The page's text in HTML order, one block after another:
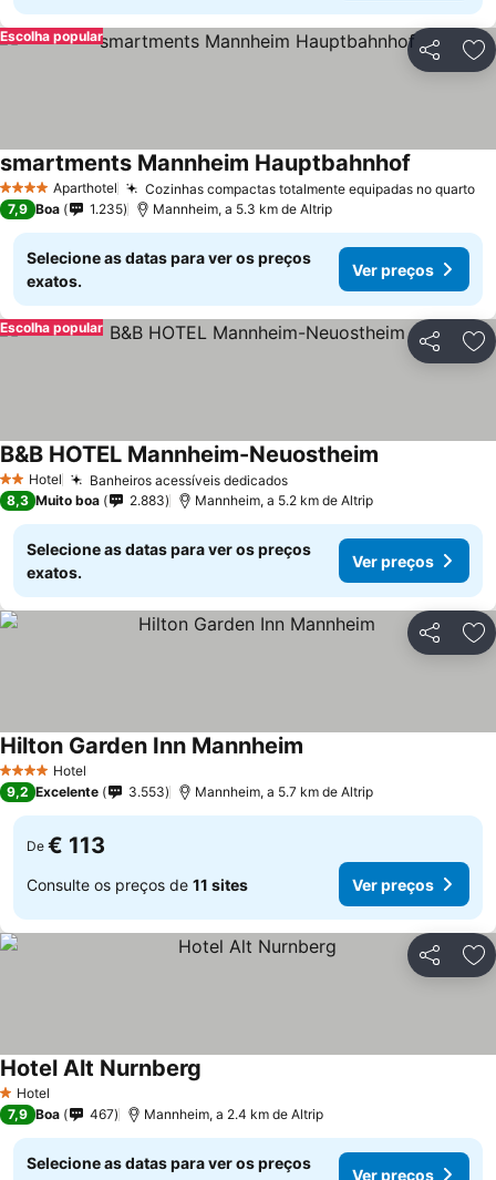
Partilhar
Escolha popular
4 EstrelasAparthotel Cozinhas compactas totalmente equipadas no quarto
smartments Mannheim Hauptbahnhof
7,9 Boa 1.235 Mannheim, a 5.3 km de Altrip
Selecione as datas para ver os preços
exatos.
Ver preços
Partilhar
Escolha popular
2 Estrelas
Hotel Banheiros acessíveis dedicados
B&B HOTEL Mannheim-Neuostheim
8,3 Muito boa 2.883 Mannheim, a 5.2 km de Altrip
Selecione as datas para ver os preços
exatos.
Ver preços
Partilhar
4 EstrelasHotel
Hilton Garden Inn Mannheim
9,2 Excelente 3.553 Mannheim, a 5.7 km de Altrip
De € 113
Consulte os preços de 11 sites Ver preços
Partilhar
1 Estrelas
Hotel
Hotel Alt Nurnberg
7,9 Boa 467 Mannheim, a 2.4 km de Altrip
Selecione as datas para ver os preços
Ver preços